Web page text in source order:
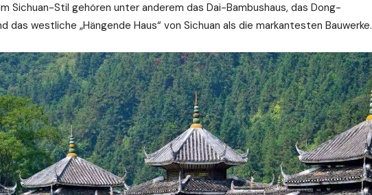
Sichuan-Stil gehören unter anderem das Dai-Bambushaus, das Dong-
das westliche „Hängende Haus“ von Sichuan als die markantesten Bauwerke.